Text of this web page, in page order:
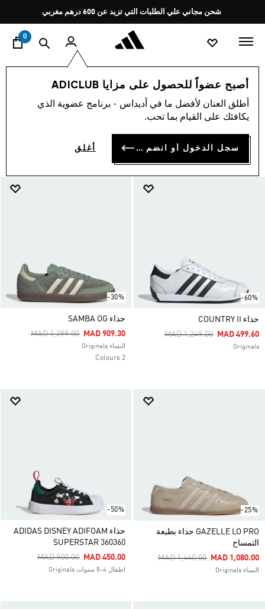
Pause
promotion
rotation
شحن مجاني علي الطلبات التي تزيد عن 600 درهم مغربي
0
أصبح عضواً للحصول على مزايا ADICLUB
أطلق العنان لأفضل ما في أديداس - برنامج عضوية الذي
يكافئك على القيام بما تحب.
سجل الدخول أو انضم الآن أغلق
تخفيضات نهاية الموسم اخر صيحات الموضة
اوريجينالز (591)
-60%
حذاء COUNTRY II
Price Reduced From
MAD 1,249.00ToMAD 499.60
Originals
-30%
حذاء SAMBA OG
Price Reduced From
MAD 1,299.00ToMAD 909.30
النساء Originals
2 Colours
-25%
GAZELLE LO PRO حذاء بطبعة
التمساح
Price Reduced From
MAD 1,440.00ToMAD 1,080.00
النساء Originals
-50%
حذاء ADIDAS DISNEY ADIFOAM
SUPERSTAR 360360
Price Reduced From
MAD 900.00ToMAD 450.00
اطفال 4-8 سنوات Originals